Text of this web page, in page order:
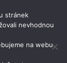
stránek
nevhodnou
na webu